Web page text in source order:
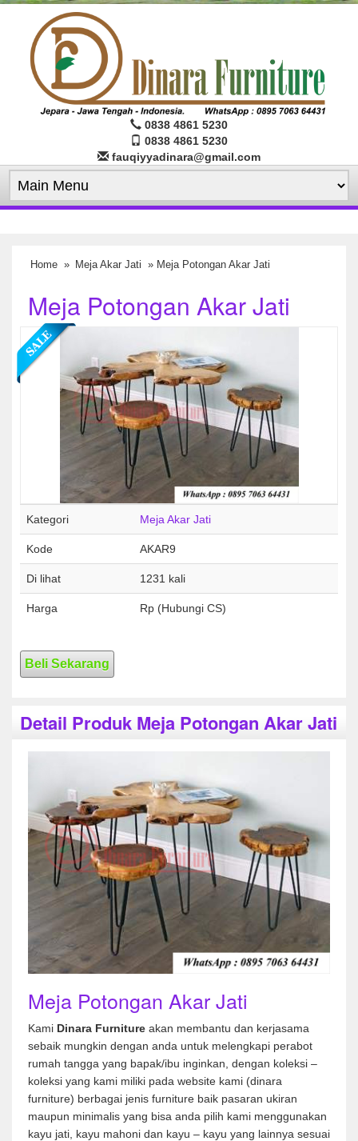
0838 4861 5230
0838 4861 5230
fauqiyyadinara@gmail.com
Home » Meja Akar Jati » Meja Potongan Akar Jati
Meja Potongan Akar Jati
Kategori Meja Akar Jati
Kode AKAR9
Di lihat 1231 kali
Harga Rp (Hubungi CS)
Beli Sekarang
Detail Produk Meja Potongan Akar Jati
Meja Potongan Akar Jati
Kami Dinara Furniture akan membantu dan kerjasama
sebaik mungkin dengan anda untuk melengkapi perabot
rumah tangga yang bapak/ibu inginkan, dengan koleksi –
koleksi yang kami miliki pada website kami (dinara
furniture) berbagai jenis furniture baik pasaran ukiran
maupun minimalis yang bisa anda pilih kami menggunakan
kayu jati, kayu mahoni dan kayu – kayu yang lainnya sesuai